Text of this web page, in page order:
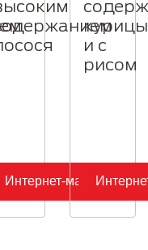
Интернет-магазин
курицы
и с
рисом